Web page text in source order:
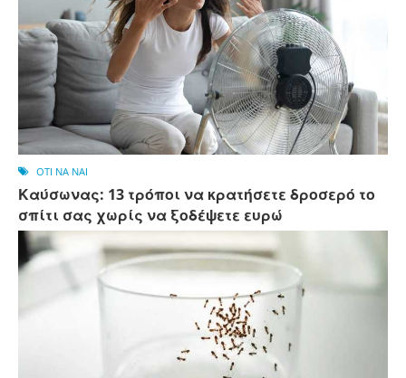
OTI NA NAI
Καύσωνας: 13 τρόποι να κρατήσετε δροσερό το
σπίτι σας χωρίς να ξοδέψετε ευρώ